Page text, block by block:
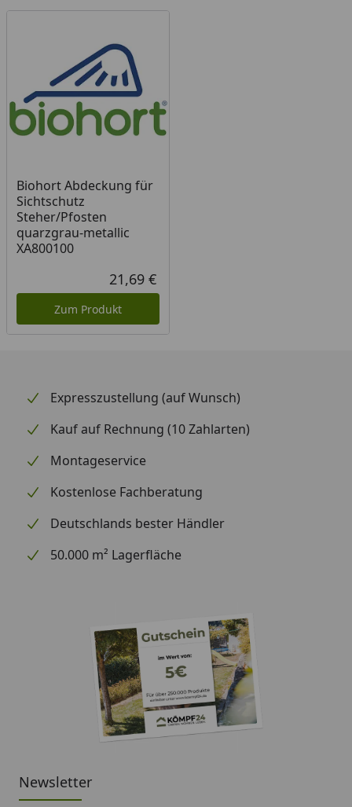
Biohort Abdeckung für
Sichtschutz
Steher/Pfosten
quarzgrau-metallic
XA800100
Aktueller Preis
21,69 €
Zum Produkt
Expresszustellung (auf Wunsch)
Kauf auf Rechnung (10 Zahlarten)
Montageservice
Kostenlose Fachberatung
Deutschlands bester Händler
50.000 m² Lagerfläche
Newsletter